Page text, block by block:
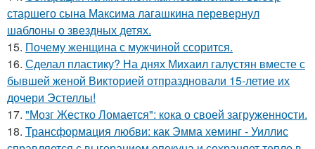
старшего сына Максима лагашкина перевернул
шаблоны о звездных детях.
15. Почему женщина с мужчиной ссорится.
16. Сделал пластику? На днях Михаил галустян вместе с
бывшей женой Викторией отпраздновали 15-летие их
дочери Эстеллы!
17. "Мозг Жестко Ломается": кока о своей загруженности.
18. Трансформация любви: как Эмма хеминг - Уиллис